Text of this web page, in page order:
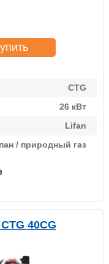
CTG
26 кВт
Lifan
/ природный газ
40CG